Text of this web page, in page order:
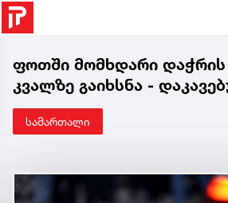
ფოთში მომხდარი
კვალზე გაიხსნა -
სამართალი